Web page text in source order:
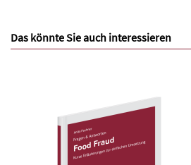
Das könnte Sie auch interessieren